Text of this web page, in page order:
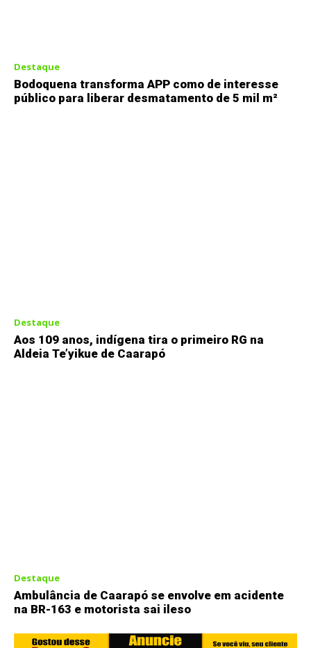
Destaque
Bodoquena transforma APP como de interesse
público para liberar desmatamento de 5 mil m²
Destaque
Aos 109 anos, indígena tira o primeiro RG na
Aldeia Te’yikue de Caarapó
Destaque
Ambulância de Caarapó se envolve em acidente
na BR-163 e motorista sai ileso